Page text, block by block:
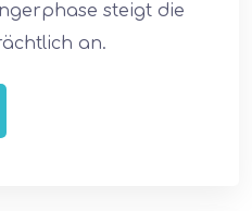
steigt die
an.